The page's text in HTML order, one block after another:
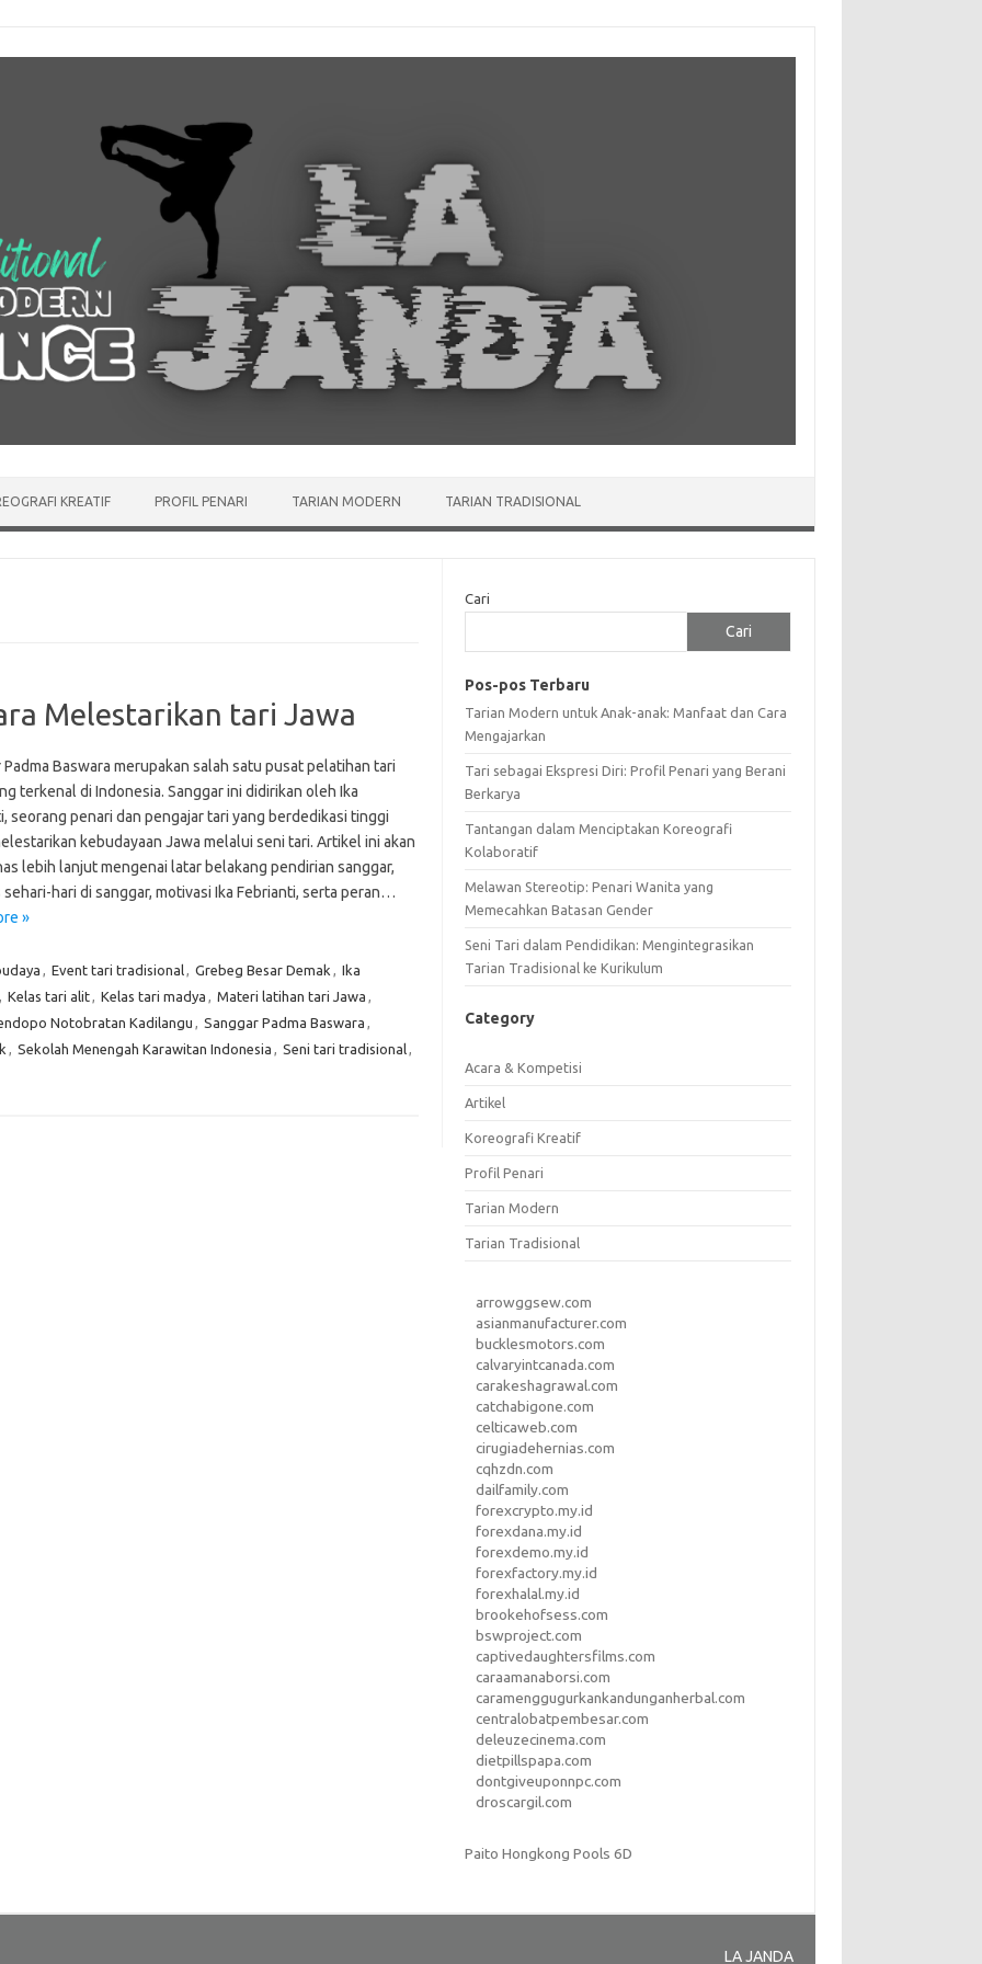
KREATIF PROFIL PENARI TARIAN MODERN TARIAN TRADISIONAL
Melestarikan tari Jawa
Padma Baswara merupakan salah satu pusat pelatihan tari
terkenal di Indonesia. Sanggar ini didirikan oleh Ika
seorang penari dan pengajar tari yang berdedikasi tinggi
kebudayaan Jawa melalui seni tari. Artikel ini akan
lebih lanjut mengenai latar belakang pendirian sanggar,
sehari-hari di sanggar, motivasi Ika Febrianti, serta peran…
»
, Event tari tradisional, Grebeg Besar Demak , Ika
, Kelas tari alit, Kelas tari madya , Materi latihan tari Jawa ,
Notobratan Kadilangu , Sanggar Padma Baswara ,
, Sekolah Menengah Karawitan Indonesia , Seni tari tradisional,
Cari
Cari
Pos-pos Terbaru
Tarian Modern untuk Anak-anak: Manfaat dan Cara
Mengajarkan
Tari sebagai Ekspresi Diri: Profil Penari yang Berani
Berkarya
Tantangan dalam Menciptakan Koreografi
Kolaboratif
Melawan Stereotip: Penari Wanita yang
Memecahkan Batasan Gender
Seni Tari dalam Pendidikan: Mengintegrasikan
Tarian Tradisional ke Kurikulum
Category
Acara & Kompetisi
Artikel
Koreografi Kreatif
Profil Penari
Tarian Modern
Tarian Tradisional
arrowggsew.com
asianmanufacturer.com
bucklesmotors.com
calvaryintcanada.com
carakeshagrawal.com
catchabigone.com
celticaweb.com
cirugiadehernias.com
cqhzdn.com
dailfamily.com
forexcrypto.my.id
forexdana.my.id
forexdemo.my.id
forexfactory.my.id
forexhalal.my.id
brookehofsess.com
bswproject.com
captivedaughtersfilms.com
caraamanaborsi.com
caramenggugurkankandunganherbal.com
centralobatpembesar.com
deleuzecinema.com
dietpillspapa.com
dontgiveuponnpc.com
droscargil.com
Paito Hongkong Pools 6D
LA JANDA